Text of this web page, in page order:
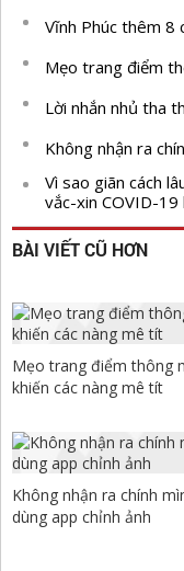
Vĩnh Phúc thêm 8
Mẹo trang điểm
Lời nhắn nhủ tha
Không nhận ra
Vì sao giãn cách
vắc-xin COVID-19
BÀI VIẾT CŨ HƠN
Mẹo trang điểm thông
khiến các nàng mê tít
Không nhận ra chính
dùng app chỉnh ảnh